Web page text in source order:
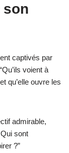
son
captivés par
voient à
qu’elle ouvre les
admirable,
sont
?”